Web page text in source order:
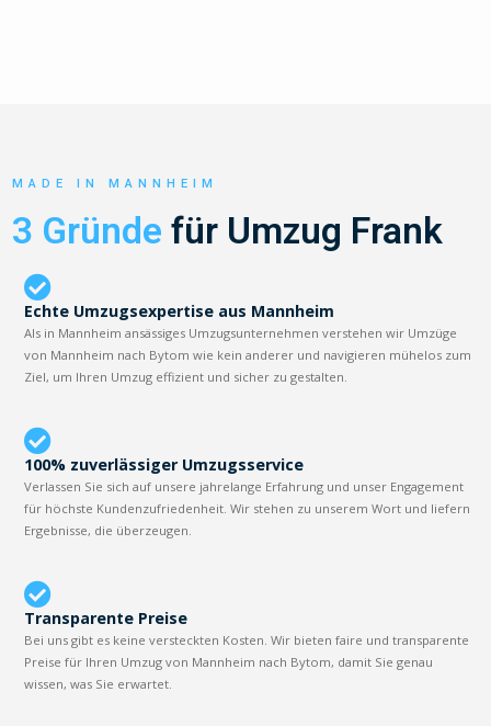
MADE IN MANNHEIM
3 Gründe für Umzug Frank
Echte Umzugsexpertise aus Mannheim
Als in Mannheim ansässiges Umzugsunternehmen verstehen wir Umzüge
von Mannheim nach Bytom wie kein anderer und navigieren mühelos zum
Ziel, um Ihren Umzug effizient und sicher zu gestalten.
100% zuverlässiger Umzugsservice
Verlassen Sie sich auf unsere jahrelange Erfahrung und unser Engagement
für höchste Kundenzufriedenheit. Wir stehen zu unserem Wort und liefern
Ergebnisse, die überzeugen.
Transparente Preise
Bei uns gibt es keine versteckten Kosten. Wir bieten faire und transparente
Preise für Ihren Umzug von Mannheim nach Bytom, damit Sie genau
wissen, was Sie erwartet.